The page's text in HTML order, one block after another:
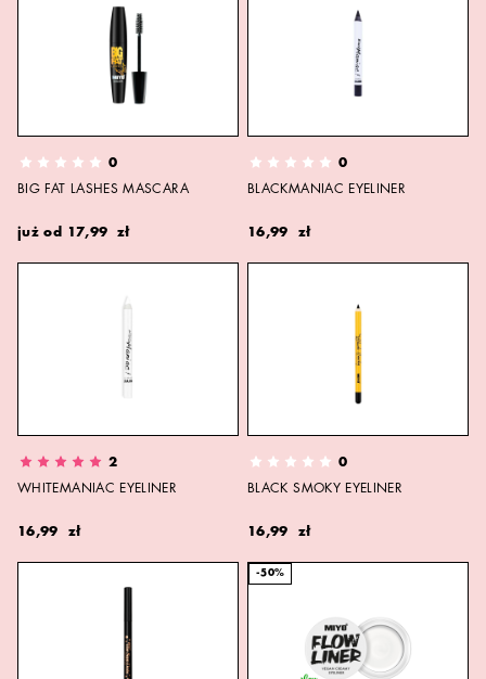
0
BIG FAT LASHES MASCARA
już od 17,99 zł
0
BLACKMANIAC EYELINER
16,99 zł
2
WHITEMANIAC EYELINER
16,99 zł
0
BLACK SMOKY EYELINER
16,99 zł
-50%